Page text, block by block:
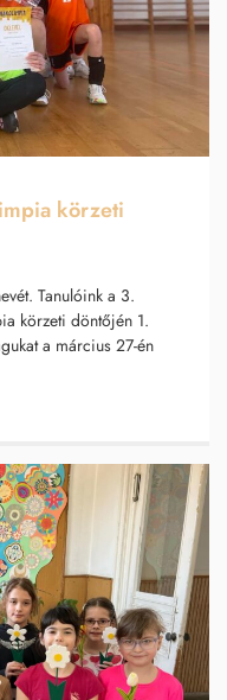
körzeti
Tanulóink a 3.
körzeti döntőjén 1.
a március 27-én